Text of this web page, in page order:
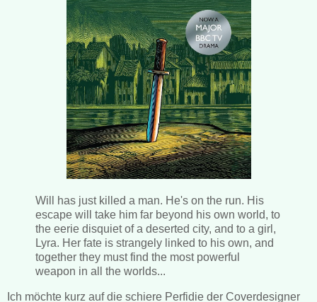
Will has just killed a man. He's on the run. His
escape will take him far beyond his own world, to
the eerie disquiet of a deserted city, and to a girl,
Lyra. Her fate is strangely linked to his own, and
together they must find the most powerful
weapon in all the worlds...
Ich möchte kurz auf die schiere Perfidie der Coverdesigner